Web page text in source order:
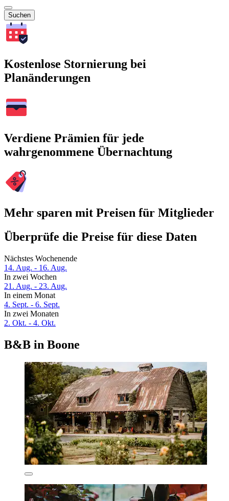
Suchen
Kostenlose Stornierung bei
Planänderungen
Verdiene Prämien für jede
wahrgenommene Übernachtung
Mehr sparen mit Preisen für Mitglieder
Überprüfe die Preise für diese Daten
Nächstes Wochenende
14. Aug. - 16. Aug.
In zwei Wochen
21. Aug. - 23. Aug.
In einem Monat
4. Sept. - 6. Sept.
In zwei Monaten
2. Okt. - 4. Okt.
B&B in Boone